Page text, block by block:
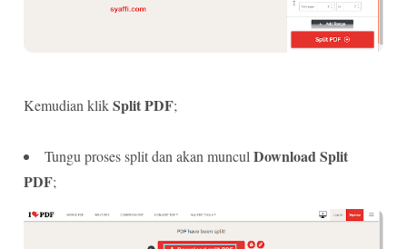
Kemudian klikSplit PDF;
Tungu proses split dan akan munculDownload Split
PDF;